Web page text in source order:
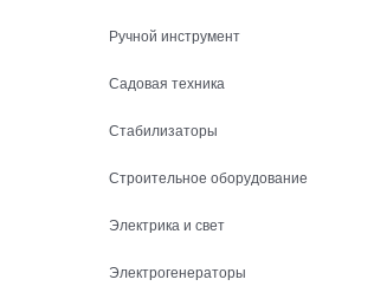
Ручной инструмент
Садовая техника
Стабилизаторы
Строительное оборудование
Электрика и свет
Электрогенераторы